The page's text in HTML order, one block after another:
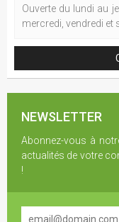
Ouverte du lundi au
mercredi, vendredi et
NEWSLETTER
Abonnez-vous à
actualités de votre
!